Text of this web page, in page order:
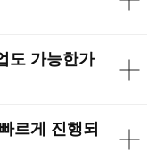
도 가능한가
르게 진행되